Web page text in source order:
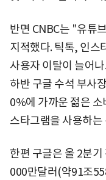
반면 CNBC는 "유튜
지적했다. 틱톡, 인스
사용자 이탈이 늘어
하반 구글 수석 부사
0%에 가까운 젊은
스타그램을 사용하
한편 구글은 올 2분
000만달러(약91조